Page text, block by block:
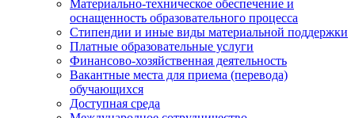
Материально-техническое обеспечение и
оснащенность образовательного процесса
Стипендии и иные виды материальной поддержки
Платные образовательные услуги
Финансово-хозяйственная деятельность
Вакантные места для приема (перевода)
обучающихся
Доступная среда